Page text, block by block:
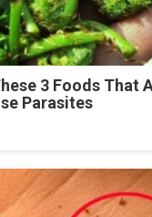
3 Foods That
Parasites